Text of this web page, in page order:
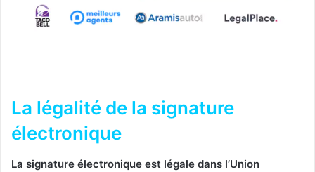
La légalité de la signature
électronique
La signature électronique est légale dans l’Union